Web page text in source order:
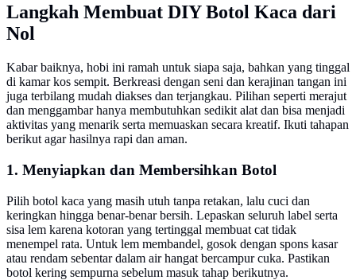
Langkah Membuat DIY Botol Kaca dari
Nol
Kabar baiknya, hobi ini ramah untuk siapa saja, bahkan yang tinggal
di kamar kos sempit. Berkreasi dengan seni dan kerajinan tangan ini
juga terbilang mudah diakses dan terjangkau. Pilihan seperti merajut
dan menggambar hanya membutuhkan sedikit alat dan bisa menjadi
aktivitas yang menarik serta memuaskan secara kreatif. Ikuti tahapan
berikut agar hasilnya rapi dan aman.
1. Menyiapkan dan Membersihkan Botol
Pilih botol kaca yang masih utuh tanpa retakan, lalu cuci dan
keringkan hingga benar-benar bersih. Lepaskan seluruh label serta
sisa lem karena kotoran yang tertinggal membuat cat tidak
menempel rata. Untuk lem membandel, gosok dengan spons kasar
atau rendam sebentar dalam air hangat bercampur cuka. Pastikan
botol kering sempurna sebelum masuk tahap berikutnya.